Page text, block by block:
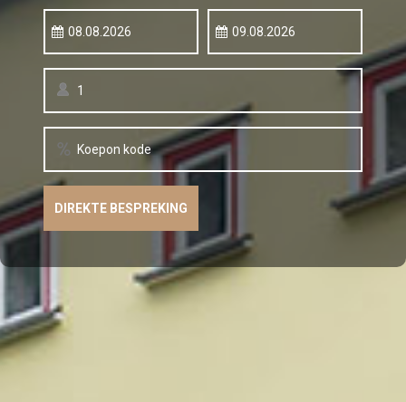
08.08.2026 09.08.2026
1
Koepon kode